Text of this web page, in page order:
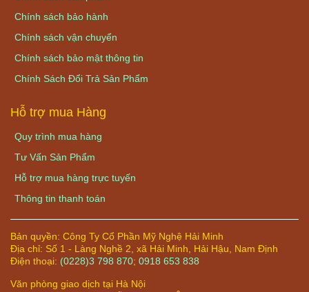
Chính sách bảo hành
Chính sách vận chuyển
Chính sách bảo mật thông tin
Chính Sách Đổi Trả Sản Phẩm
Hỗ trợ mua Hàng
Quy trình mua hàng
Tư Vấn Sản Phẩm
Hỗ trợ mua hàng trực tuyến
Thông tin thanh toán
Bản quyền: Công Ty Cổ Phần Mỹ Nghệ Hải Minh
Địa chỉ: Số 1 - Làng Nghề 2, xã Hải Minh, Hải Hậu, Nam Định
Điện thoại: (0228)3 798 870; 0918 653 838
Văn phòng giao dịch tại Hà Nội